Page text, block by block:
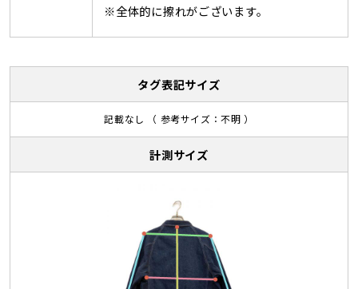
※全体的に擦れがございます。
タグ表記サイズ
記載なし （ 参考サイズ：不明 ）
計測サイズ